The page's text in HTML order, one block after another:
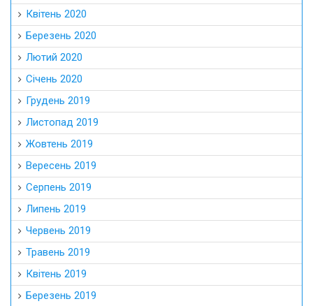
Квітень 2020
Березень 2020
Лютий 2020
Січень 2020
Грудень 2019
Листопад 2019
Жовтень 2019
Вересень 2019
Серпень 2019
Липень 2019
Червень 2019
Травень 2019
Квітень 2019
Березень 2019